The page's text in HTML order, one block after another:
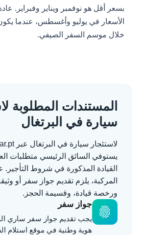
بسعر أقل هو نوفمبر ويناير وفبراير.
الأسعار في يوليو وأغسطس، عندما
خلال موسم السفر الصيفي.
المستندات المطلوبة
سيارة في البرتغال
يستوفي السائق الرئيسي متطلبات
القيادة المذكورة في شروط التأجير.
المركبة، يلزم تقديم جواز سفر أو
ورخصة قيادة، وقسيمة الحجز.
fingerprint
جواز سفر
يجب تقديم جواز سفر ساري
هوية وطنية في موقع استلام